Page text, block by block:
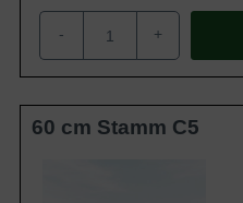
- +
60 cm Stamm C5